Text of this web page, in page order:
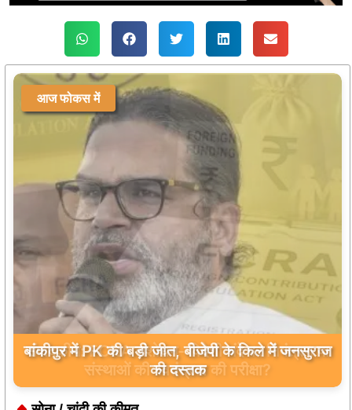
आज फोकस में
बांकीपुर में PK की बड़ी जीत, बीजेपी के किले में जनसुराज
की दस्तक